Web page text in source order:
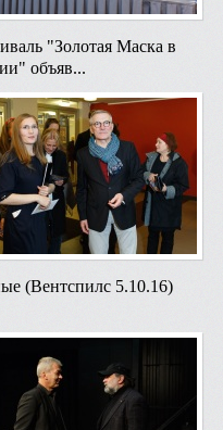
"Золотая Маска в
объяв...
(Вентспилс 5.10.16)